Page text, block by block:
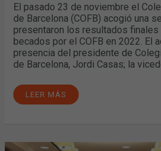
El pasado 23 de noviembre el
de Barcelona (COFB) acogió una
presentaron los resultados
becados por el COFB en 2022. El
presencia del presidente de
de Barcelona, Jordi Casas; la
LEER MÁS